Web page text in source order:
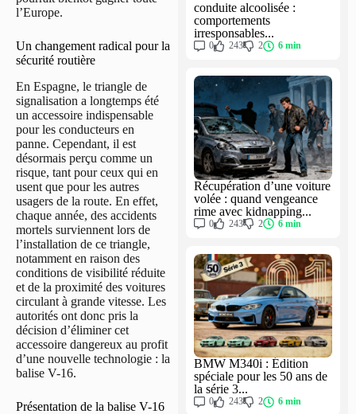
l’Europe.
Un changement radical pour la
sécurité routière
En Espagne, le triangle de
signalisation a longtemps été
un accessoire indispensable
pour les conducteurs en
panne. Cependant, il est
désormais perçu comme un
risque, tant pour ceux qui en
usent que pour les autres
usagers de la route. En effet,
chaque année, des accidents
mortels surviennent lors de
l’installation de ce triangle,
notamment en raison des
conditions de visibilité réduite
et de la proximité des voitures
circulant à grande vitesse. Les
autorités ont donc pris la
décision d’éliminer cet
accessoire dangereux au profit
d’une nouvelle technologie : la
balise V-16.
Présentation de la balise V-16
conduite alcoolisée :
comportements
irresponsables...
0 243 2 6 min
Récupération d’une voiture
volée : quand vengeance
rime avec kidnapping...
0 243 2 6 min
BMW M340i : Édition
spéciale pour les 50 ans de
la série 3...
0 243 2 6 min